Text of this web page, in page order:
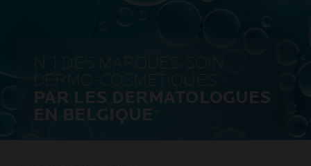
N°1 DES MARQUES SOIN
DERMO-COSMÉTIQUES
PAR LES DERMATOLOGUES
EN BELGIQUE